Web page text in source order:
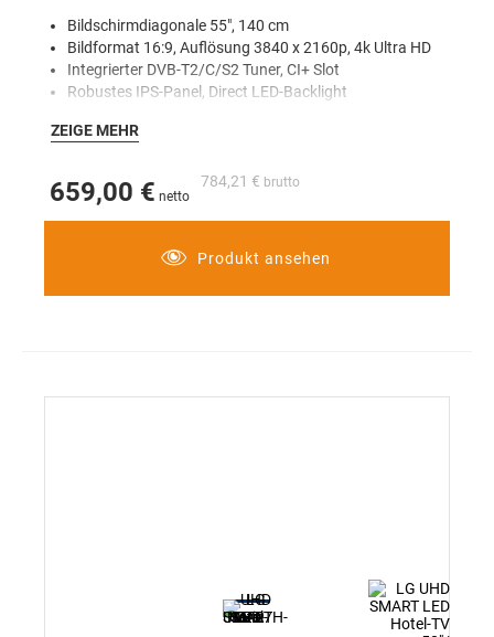
Bildschirmdiagonale 55", 140 cm
Bildformat 16:9, Auflösung 3840 x 2160p, 4k Ultra HD
Integrierter DVB-T2/C/S2 Tuner, CI+ Slot
Robustes IPS-Panel, Direct LED-Backlight
Pro:Centric Cloud, Smart, V, Direct und Server
Web Browser
Soft AP
Smart Home
SmartShare, ScreenShare
LG Sound Sync
Willkommensbildschrim/Video
ZEIGE MEHR
784,21 €
659,00 €
Produkt ansehen